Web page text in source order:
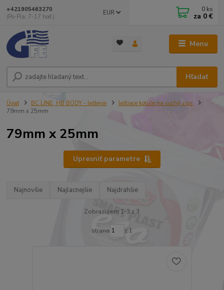
Menu
EUR
Hľadať
+421905463270
(Po-Pia, 7-17 hod.)
0 ks
za 0 €
Úvod BC LINE, HB BODY - leštenie
leštiace kotúče na suchý zips
79mm x 25mm
79mm x 25mm
Upresniť parametre
Najnovšie Najlacnejšie Najdrahšie
Zobrazujem 1-3 z 3
strana z 1